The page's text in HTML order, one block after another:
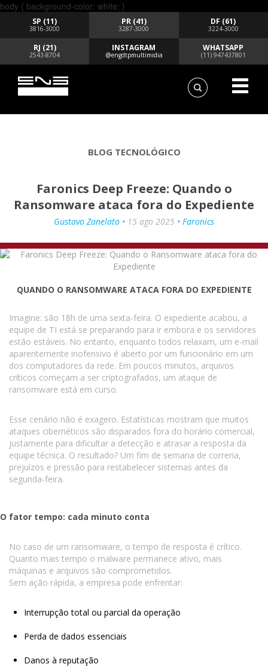
body { background-color: white; }
SP (11)
3816-3000
PR (41)
3287-3000
DF (61)
3224-3000
RJ (21)
2543-8704
INSTAGRAM
@engdtpmultimidia
WHATSAPP
(11) 947437801
BLOG TECNOLÓGICO
Faronics Deep Freeze: Quando o
Ransomware ataca fora do Expediente
Gustavo Zanelato • 15 ago 2025 • Faronics
QUANDO O RANSOMWARE ATACA FORA DO EXPEDIENTE
Imagine: são 18h de uma sexta-feira. O expediente acabou, a
equipe de TI está se preparando para ir embora e os servidores
estão estáveis. No entanto, enquanto todos relaxam, um e-mail
aparentemente inofensivo é aberto por um funcionário em um
dos computadores da rede. Em poucos minutos, arquivos
críticos começam a ser criptografados, um ataque de
ransomware está em curso.
Esse cenário não é exagero. Estatísticas mostram que muitos
ataques cibernéticos são disparados fora do horário comercial,
justamente para dificultar a detecção e atrasar a resposta da
equipe técnica. O resultado? Um fim de semana de correria,
prejuízos e pressão para restabelecer sistemas antes da
segunda-feira.
O fator tempo: cada minuto conta
No caso de um ransomware, o tempo de resposta é crítico.
Quanto mais tempo o malware permanece ativo, mais
máquinas e arquivos são comprometidos.
Sem ação rápida, a empresa pode enfrentar:
Interrupção total ou parcial da operação
Perda de dados essenciais
Danos à reputação